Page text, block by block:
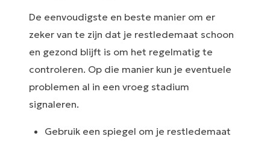
De eenvoudigste en beste manier om er
zeker van te zijn dat je restledemaat schoon
en gezond blijft is om het regelmatig te
controleren. Op die manier kun je eventuele
problemen al in een vroeg stadium
signaleren.
Gebruik een spiegel om je restledemaat